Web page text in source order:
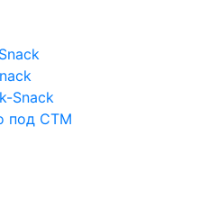
Snack
под СТМ